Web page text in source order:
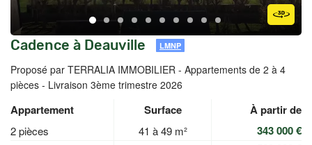
Cadence à Deauville LMNP
Proposé par TERRALIA IMMOBILIER - Appartements de 2 à 4
pièces - Livraison 3ème trimestre 2026
Appartement Surface À partir de
2 pièces 41 à 49 m² 343 000 €